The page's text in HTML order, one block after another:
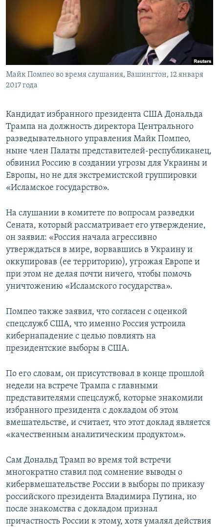
ПОБЕДИТЕЛЕЙ НЕ СУДЯТ?
КРЫМ.НЕПОКОРЕННЫЙ
ELIFBE
УКРАИНСКАЯ ПРОБЛЕМА КРЫМА
ПРИСОЕДИНЯЙТЕСЬ!
Все сайты RFE/RL
Майк Помпео во время слушания, Вашингтон, 12 января
2017 года
Кандидат избранного президента США Дональда
Трампа на должность директора Центрального
разведывательного управления Майк Помпео,
ныне член Палаты представителей-республиканец,
обвинил Россию в создании угрозы для Украины и
Европы, но не для экстремистской группировки
«Исламское государство».
На слушании в комитете по вопросам разведки
Сената, который рассматривает его утверждение,
он заявил: «Россия начала агрессивно
утверждаться в мире, ворвавшись в Украину и
оккупировав (ее территорию), угрожая Европе и
при этом не делая почти ничего, чтобы помочь
уничтожению «Исламского государства».
Помпео также заявил, что согласен с оценкой
спецслужб США, что именно Россия устроила
кибернападение с целью повлиять на
президентские выборы в США.
По его словам, он присутствовал в конце прошлой
недели на встрече Трампа с главными
представителями спецслужб, которые знакомили
избранного президента с докладом об этом
вмешательстве, и считает, что этот доклад является
«качественным аналитическим продуктом».
Сам Дональд Трамп во время той встречи
многократно ставил под сомнение выводы о
кибервмешательстве России в выборы по приказу
российского президента Владимира Путина, но
после знакомства с докладом признал
причастность России к этому, хотя умалял действия